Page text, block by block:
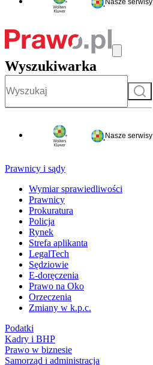
Nasze serwisy
Wyszukiwarka
Szukaj
Nasze serwisy
Prawnicy i sądy
Wymiar sprawiedliwości
Prawnicy
Prokuratura
Policja
Rynek
Strefa aplikanta
LegalTech
Sędziowie
E-doręczenia
Prawo na Oko
Orzeczenia
Zmiany w k.p.c.
Podatki
Kadry i BHP
Prawo w biznesie
Samorząd i administracja